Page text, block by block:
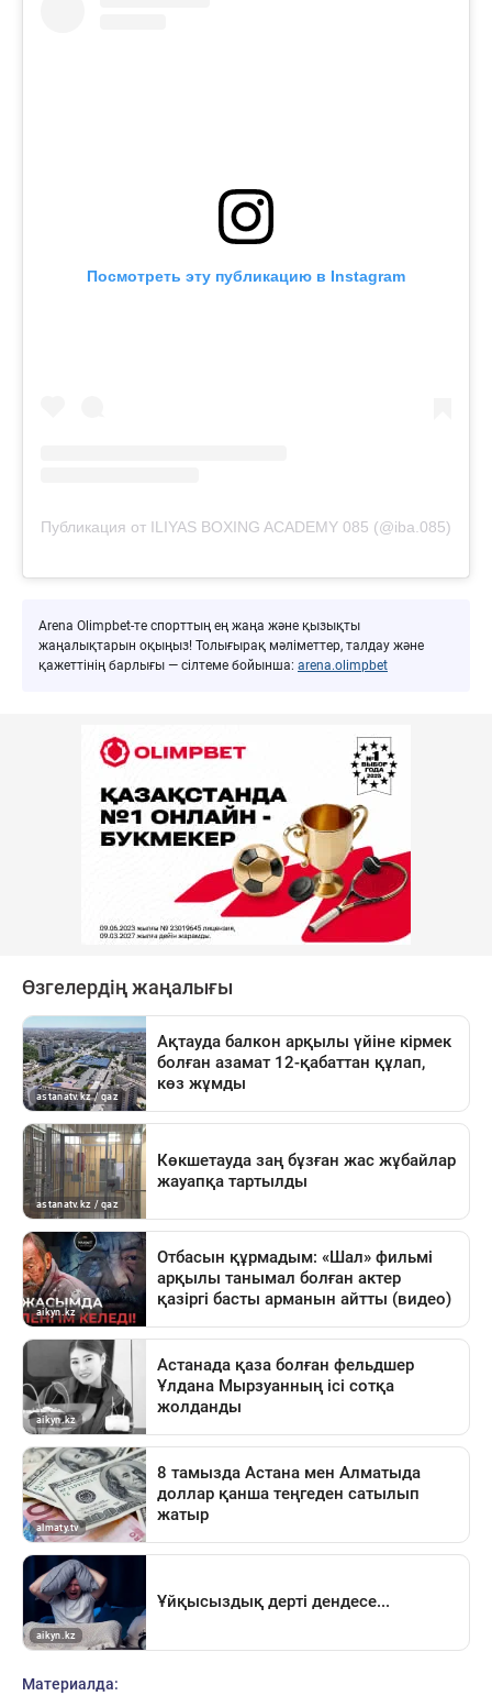
Посмотреть эту публикацию в Instagram
Публикация от ILIYAS BOXING ACADEMY 085 (@iba.085)
Arena Olimpbet-те спорттың ең жаңа және қызықты
жаңалықтарын оқыңыз! Толығырақ мәліметтер, талдау және
қажеттінің барлығы — сілтеме бойынша: arena.olimpbet
Материалда: